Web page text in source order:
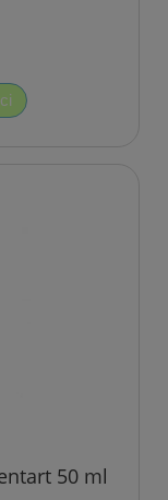
50 ml